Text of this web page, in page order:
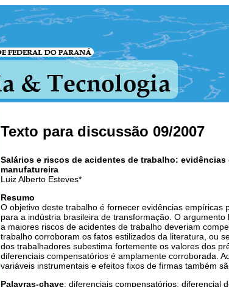
Texto para discussão 09/2007
Salários e riscos de acidentes de trabalho:
manufatureira
Luiz Alberto Esteves*
Resumo
O objetivo deste trabalho é fornecer evidências
para a indústria brasileira de transformação. O
a maiores riscos de acidentes de trabalho deveriam
trabalho corroboram os fatos estilizados da literatura, ou
dos trabalhadores subestima fortemente os valores dos
diferenciais compensatórios é amplamente corroborada.
variáveis instrumentais e efeitos fixos de firmas também
Palavras-chave: diferenciais compensatórios; diferencial